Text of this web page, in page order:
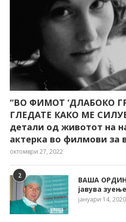
“ВО ФИМОТ ‘ДЛАБОКО
ГЛЕДАТЕ КАКО МЕ
детали од животот на
актерка во филмови за
октомври 27, 2022
2
ВАША
јавува
јануари 14, 2020